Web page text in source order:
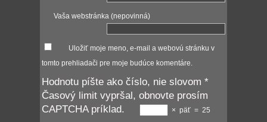
Vaša webstránka (nepovinná)
Uložiť moje meno, e-mail a webovú stránku v
tomto prehliadači pre moje budúce komentáre.
Hodnotu píšte ako číslo, nie slovom *
Časový limit vypršal, obnovte prosím
CAPTCHA príklad.
× päť = 25